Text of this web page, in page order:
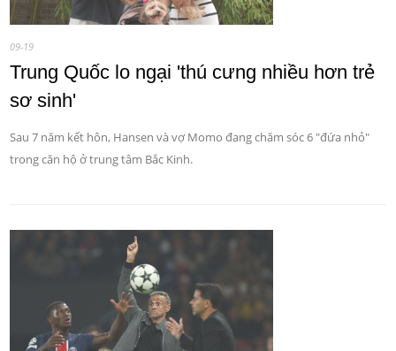
09-19
Trung Quốc lo ngại 'thú cưng nhiều hơn trẻ
sơ sinh'
Sau 7 năm kết hôn, Hansen và vợ Momo đang chăm sóc 6 "đứa nhỏ"
trong căn hộ ở trung tâm Bắc Kinh.